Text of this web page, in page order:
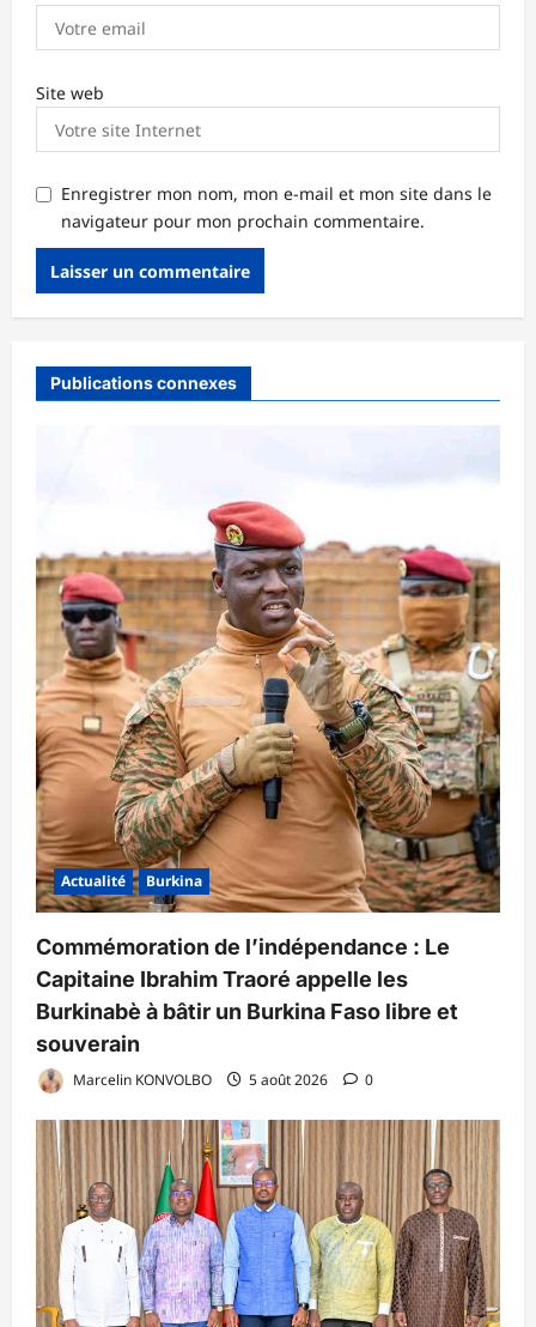
Site web
Enregistrer mon nom, mon e-mail et mon site dans le
navigateur pour mon prochain commentaire.
Publications connexes
Actualité Burkina
Commémoration de l’indépendance : Le
Capitaine Ibrahim Traoré appelle les
Burkinabè à bâtir un Burkina Faso libre et
souverain
Marcelin KONVOLBO 5 août 2026 0